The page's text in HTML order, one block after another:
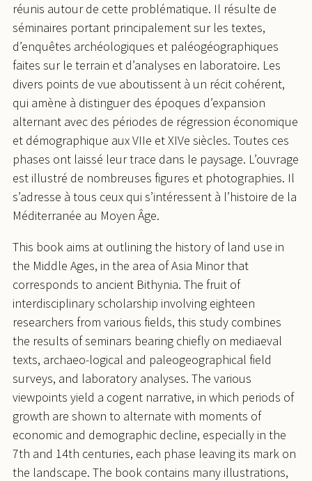
réunis autour de cette problématique. Il résulte de
séminaires portant principalement sur les textes,
d’enquêtes archéologiques et paléogéographiques
faites sur le terrain et d’analyses en laboratoire. Les
divers points de vue aboutissent à un récit cohérent,
qui amène à distinguer des époques d’expansion
alternant avec des périodes de régression économique
et démographique aux VIIe et XIVe siècles. Toutes ces
phases ont laissé leur trace dans le paysage. L’ouvrage
est illustré de nombreuses figures et photographies. Il
s’adresse à tous ceux qui s’intéressent à l’histoire de la
Méditerranée au Moyen Âge.
This book aims at outlining the history of land use in
the Middle Ages, in the area of Asia Minor that
corresponds to ancient Bithynia. The fruit of
interdisciplinary scholarship involving eighteen
researchers from various fields, this study combines
the results of seminars bearing chiefly on mediaeval
texts, archaeo-logical and paleogeographical field
surveys, and laboratory analyses. The various
viewpoints yield a cogent narrative, in which periods of
growth are shown to alternate with moments of
economic and demographic decline, especially in the
7th and 14th centuries, each phase leaving its mark on
the landscape. The book contains many illustrations,